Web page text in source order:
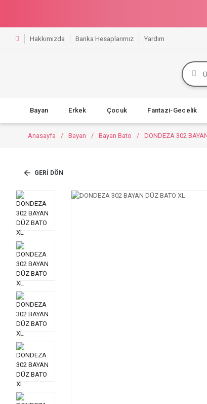
Hakkımızda Banka Hesaplarımız Yardım
Bayan Erkek Çocuk Fantazi-Gecelik
Anasayfa Bayan Bayan Bato DONDEZA 302
GERI DÖN